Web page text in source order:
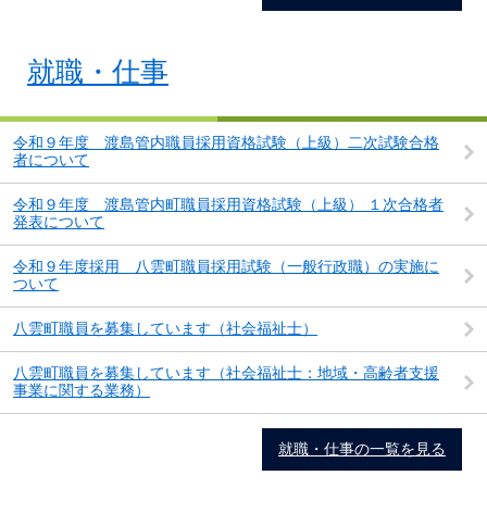
就職・仕事
令和９年度 渡島管内職員採用資格試験（上級）二次試験合格
者について
令和９年度 渡島管内町職員採用資格試験（上級） １次合格者
発表について
令和９年度採用 八雲町職員採用試験（一般行政職）の実施に
ついて
八雲町職員を募集しています（社会福祉士）
八雲町職員を募集しています（社会福祉士：地域・高齢者支援
事業に関する業務）
就職・仕事の一覧を見る